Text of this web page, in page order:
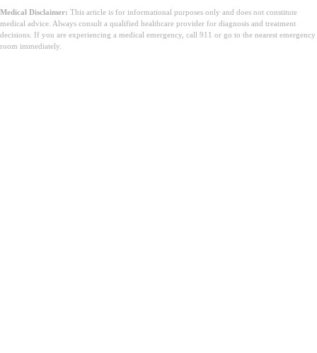
Medical Disclaimer: This article is for informational purposes only and does not constitute
medical advice. Always consult a qualified healthcare provider for diagnosis and treatment
decisions. If you are experiencing a medical emergency, call 911 or go to the nearest emergency
room immediately.